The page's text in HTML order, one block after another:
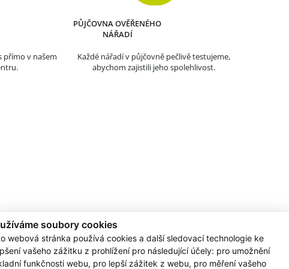
soubory cookies
webová stránka používá cookies a další sledovací technologie ke
vašeho zážitku z prohlížení pro následující účely: pro umožnění
funkčnosti webu, pro lepší zážitek z webu, pro měření vašeho
přímo v našem
PŮJČOVNA OVĚŘENÉHO
NÁŘADÍ
Každé nářadí v půjčovně pečlivě testujeme,
abychom zajistili jeho spolehlivost.
Hustopeče - Dukelské
Prodejna Břeclav